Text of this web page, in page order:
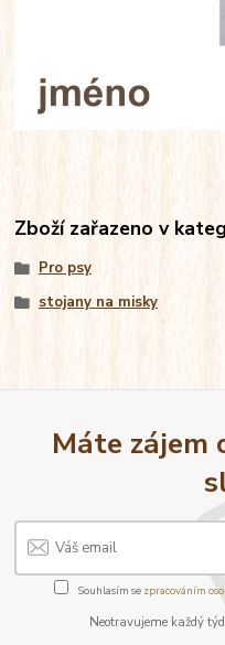
Zboží zařazeno v
Pro psy
stojany na misky
Máte zájem
Souhlasím se zpracováním
Neotravujeme každý